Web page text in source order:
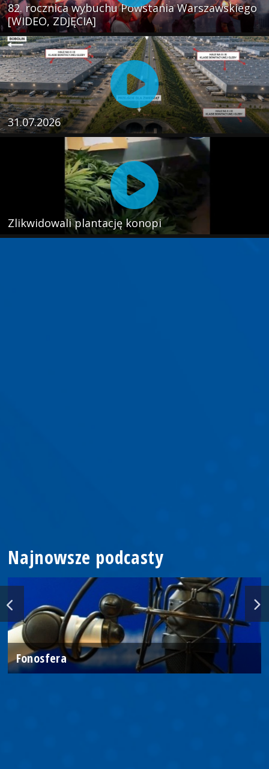
82. rocznica wybuchu Powstania Warszawskiego
[WIDEO, ZDJĘCIA]
31.07.2026
Zlikwidowali plantację konopi
Najnowsze podcasty
Fonosfera